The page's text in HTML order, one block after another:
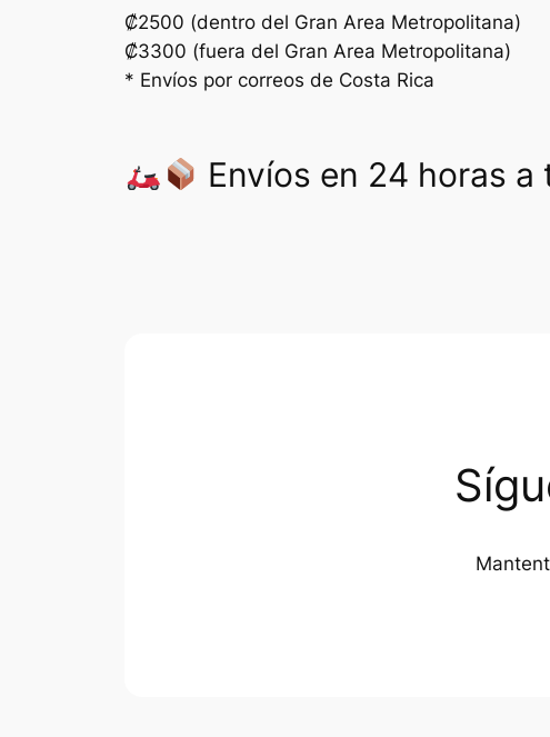
₡2500 (dentro del Gran Area Metropolitana)
₡3300 (fuera del Gran Area Metropolitana)
* Envíos por correos de Costa Rica
Envíos en 24 horas